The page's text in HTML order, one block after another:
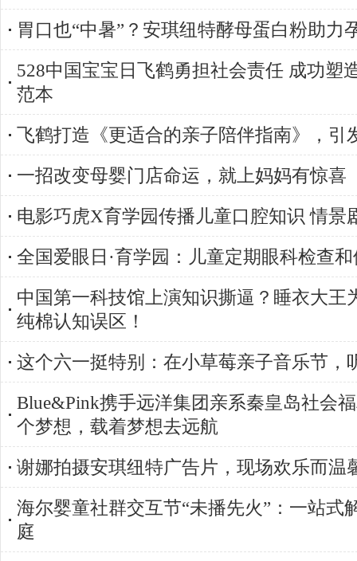
胃口也“中暑”？安琪纽特酵母蛋白粉助力
528中国宝宝日飞鹤勇担社会责任 成功塑
范本
飞鹤打造《更适合的亲子陪伴指南》，引
一招改变母婴门店命运，就上妈妈有惊喜
电影巧虎X育学园传播儿童口腔知识 情景
全国爱眼日·育学园：儿童定期眼科检查
中国第一科技馆上演知识撕逼？睡衣大王
纯棉认知误区！
这个六一挺特别：在小草莓亲子音乐节，
Blue&Pink携手远洋集团亲系秦皇岛社会
个梦想，载着梦想去远航
谢娜拍摄安琪纽特广告片，现场欢乐而温
海尔婴童社群交互节“未播先火”：一站式
庭